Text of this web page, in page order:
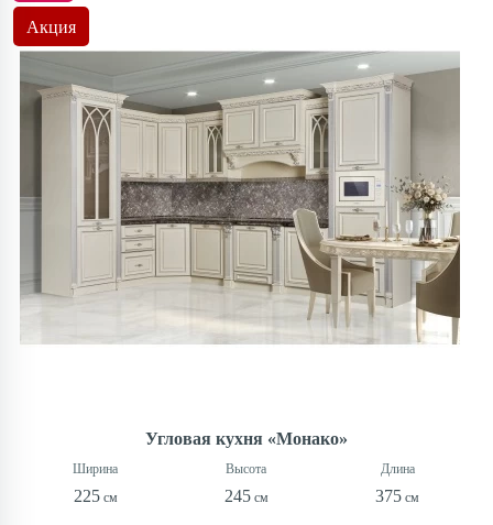
Акция
Угловая кухня «Монако»
225 245 375